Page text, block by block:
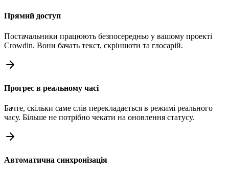
Прямий доступ
Постачальники працюють безпосередньо у вашому проекті
Crowdin. Вони бачать текст, скріншоти та глосарій.
Прогрес в реальному часі
Бачте, скільки саме слів перекладається в режимі реального
часу. Більше не потрібно чекати на оновлення статусу.
Автоматична синхронізація